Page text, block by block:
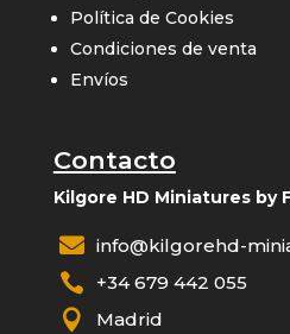
Política de Cookies
Condiciones de venta
Envíos
Contacto
Kilgore HD Miniatures by
 info@kilgorehd-
 +34 679 442 055
 Madrid